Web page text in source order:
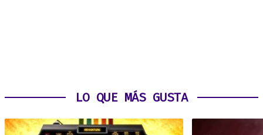
LO QUE MÁS GUSTA